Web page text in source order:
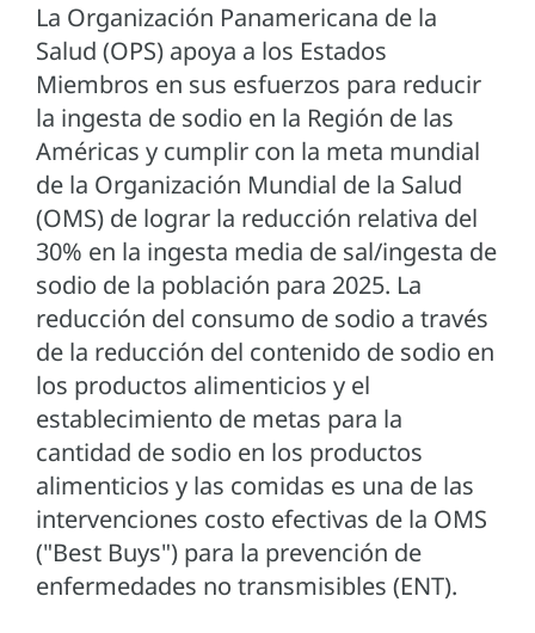
La Organización Panamericana de la
Salud (OPS) apoya a los Estados
Miembros en sus esfuerzos para reducir
la ingesta de sodio en la Región de las
Américas y cumplir con la meta mundial
de la Organización Mundial de la Salud
(OMS) de lograr la reducción relativa del
30% en la ingesta media de sal/ingesta de
sodio de la población para 2025. La
reducción del consumo de sodio a través
de la reducción del contenido de sodio en
los productos alimenticios y el
establecimiento de metas para la
cantidad de sodio en los productos
alimenticios y las comidas es una de las
intervenciones costo efectivas de la OMS
("Best Buys") para la prevención de
enfermedades no transmisibles (ENT).